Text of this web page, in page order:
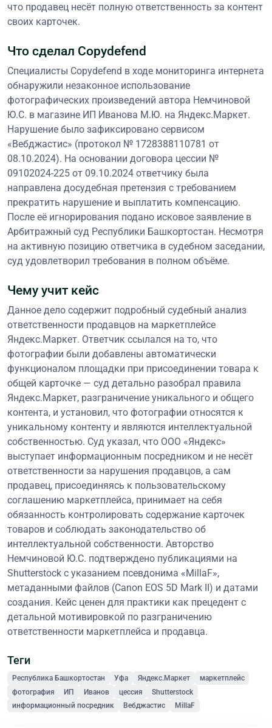
что продавец несёт полную ответственность за контент
своих карточек.
Что сделал Copydefend
Специалисты Copydefend в ходе мониторинга интернета
обнаружили незаконное использование
фотографических произведений автора Немчиновой
Ю.С. в магазине ИП Иванова М.Ю. на Яндекс.Маркет.
Нарушение было зафиксировано сервисом
«Вебджастис» (протокол № 1728388110781 от
08.10.2024). На основании договора цессии №
09102024-225 от 09.10.2024 ответчику была
направлена досудебная претензия с требованием
прекратить нарушение и выплатить компенсацию.
После её игнорирования подано исковое заявление в
Арбитражный суд Республики Башкортостан. Несмотря
на активную позицию ответчика в судебном заседании,
суд удовлетворил требования в полном объёме.
Чему учит кейс
Данное дело содержит подробный судебный анализ
ответственности продавцов на маркетплейсе
Яндекс.Маркет. Ответчик ссылался на то, что
фотографии были добавлены автоматически
функционалом площадки при присоединении товара к
общей карточке — суд детально разобрал правила
Яндекс.Маркет, разграничение уникального и общего
контента, и установил, что фотографии относятся к
уникальному контенту и являются интеллектуальной
собственностью. Суд указал, что ООО «Яндекс»
выступает информационным посредником и не несёт
ответственности за нарушения продавцов, а сам
продавец, присоединяясь к пользовательскому
соглашению маркетплейса, принимает на себя
обязанность контролировать содержание карточек
товаров и соблюдать законодательство об
интеллектуальной собственности. Авторство
Немчиновой Ю.С. подтверждено публикациями на
Shutterstock с указанием псевдонима «MillaF»,
метаданными файлов (Canon EOS 5D Mark II) и датами
создания. Кейс ценен для практики как прецедент с
детальной мотивировкой по разграничению
ответственности маркетплейса и продавца.
Теги
Республика Башкортостан Уфа Яндекс.Маркет
маркетплейс
фотография
ИП Иванов цессия
Shutterstock
информационный посредник
Вебджастис MillaF